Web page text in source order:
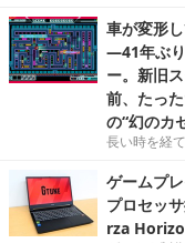
車が変形
―41年ぶり
ー。新旧
前、たっ
の“幻のカ
長い時を経
ゲームプ
プロセッ
rza